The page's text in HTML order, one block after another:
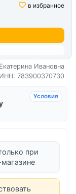
в избранное
Ивановна
ИНН: 783900370730
Условия
при